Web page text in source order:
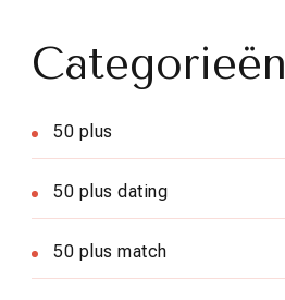
Categorieën
50 plus
50 plus dating
50 plus match